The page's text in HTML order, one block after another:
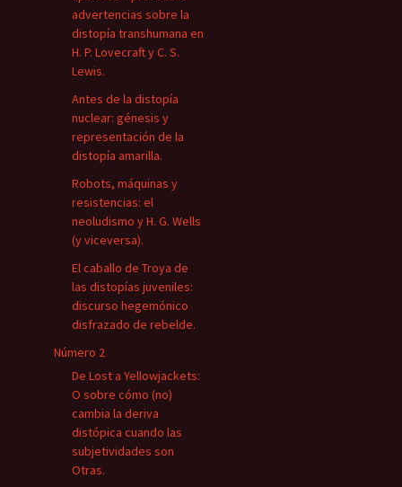
advertencias sobre la
distopía transhumana en
H. P. Lovecraft y C. S.
Lewis.
Antes de la distopía
nuclear: génesis y
representación de la
distopía amarilla.
Robots, máquinas y
resistencias: el
neoludismo y H. G. Wells
(y viceversa).
El caballo de Troya de
las distopías juveniles:
discurso hegemónico
disfrazado de rebelde.
Número 2
De Lost a Yellowjackets:
O sobre cómo (no)
cambia la deriva
distópica cuando las
subjetividades son
Otras.